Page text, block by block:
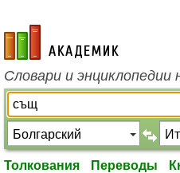
academic.ru
Словари и энциклопедии
Толкования Переводы